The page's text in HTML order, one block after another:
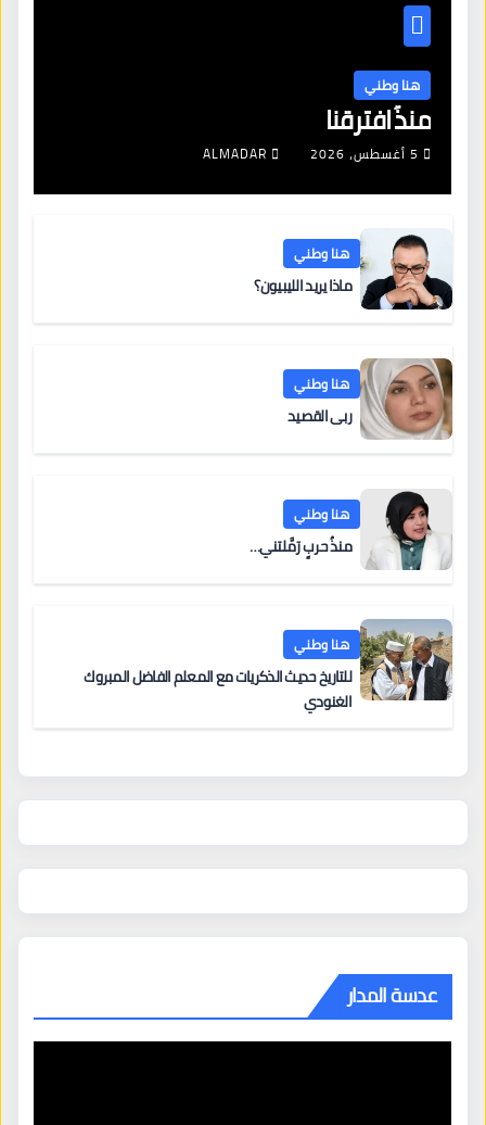
هنا وطني
منذُ افترقنا
5 أغسطس، 2026 ALMADAR
هنا وطني
ماذا يريد الليبيون؟
هنا وطني
ربى القصيد
هنا وطني
منذُ حربٍ رَمَّلتني…
هنا وطني
للتاريخ حديث الذكريات مع المعلم الفاضل المبروك
الغنودي
عدسة المدار